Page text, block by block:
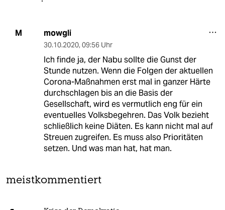
M mowgli
30.10.2020, 09:56 Uhr
Ich finde ja, der Nabu sollte die Gunst der
Stunde nutzen. Wenn die Folgen der aktuellen
Corona-Maßnahmen erst mal in ganzer Härte
durchschlagen bis an die Basis der
Gesellschaft, wird es vermutlich eng für ein
eventuelles Volksbegehren. Das Volk bezieht
schließlich keine Diäten. Es kann nicht mal auf
Streuen zugreifen. Es muss also Prioritäten
setzen. Und was man hat, hat man.
meistkommentiert